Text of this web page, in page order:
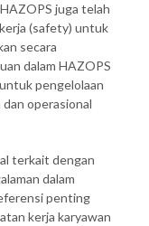
juga telah
(safety) untuk
secara
dalam HAZOPS
pengelolaan
operasional
terkait dengan
dalam
penting
kerja karyawan